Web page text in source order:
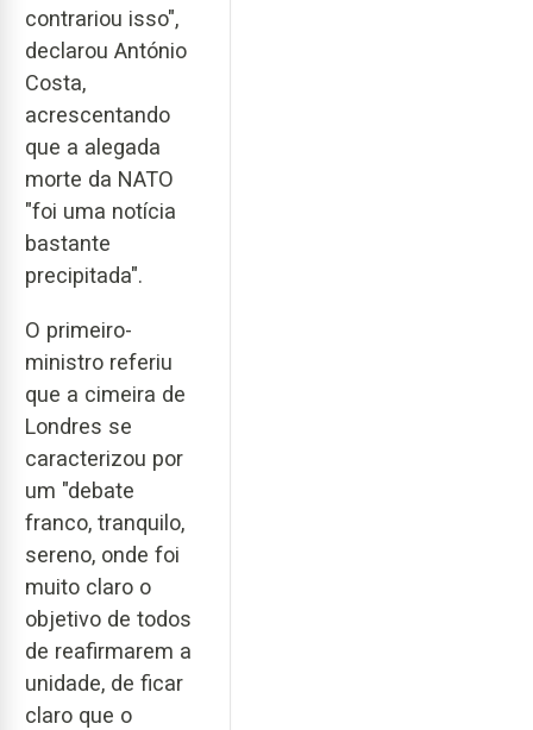
contrariou isso",
declarou António
Costa,
acrescentando
que a alegada
morte da NATO
"foi uma notícia
bastante
precipitada".
O primeiro-
ministro referiu
que a cimeira de
Londres se
caracterizou por
um "debate
franco, tranquilo,
sereno, onde foi
muito claro o
objetivo de todos
de reafirmarem a
unidade, de ficar
claro que o